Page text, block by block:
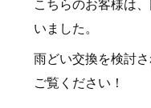
こちらのお客様は
いました。
雨どい交換を検討
ご覧ください！